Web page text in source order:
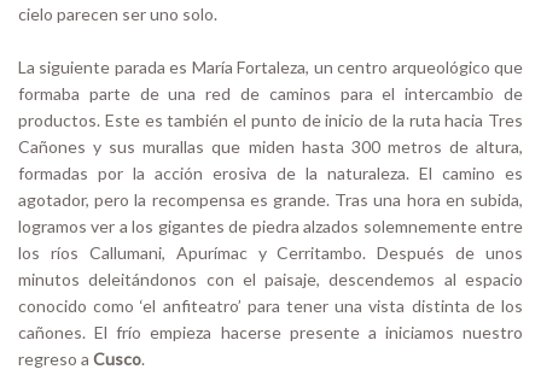
cielo parecen ser uno solo.
La siguiente parada es María Fortaleza, un centro arqueológico que
formaba parte de una red de caminos para el intercambio de
productos. Este es también el punto de inicio de la ruta hacia Tres
Cañones y sus murallas que miden hasta 300 metros de altura,
formadas por la acción erosiva de la naturaleza. El camino es
agotador, pero la recompensa es grande. Tras una hora en subida,
logramos ver a los gigantes de piedra alzados solemnemente entre
los ríos Callumani, Apurímac y Cerritambo. Después de unos
minutos deleitándonos con el paisaje, descendemos al espacio
conocido como ‘el anfiteatro’ para tener una vista distinta de los
cañones. El frío empieza hacerse presente a iniciamos nuestro
regreso a Cusco.